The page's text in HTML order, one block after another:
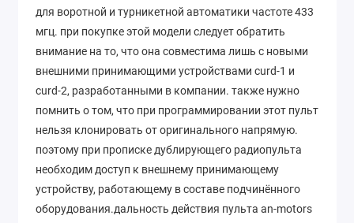
для воротной и турникетной автоматики частоте 433
мгц. при покупке этой модели следует обратить
внимание на то, что она совместима лишь с новыми
внешними принимающими устройствами curd-1 и
curd-2, разработанными в компании. также нужно
помнить о том, что при программировании этот пульт
нельзя клонировать от оригинального напрямую.
поэтому при прописке дублирующего радиопульта
необходим доступ к внешнему принимающему
устройству, работающему в составе подчинённого
оборудования.дальность действия пульта an-motors